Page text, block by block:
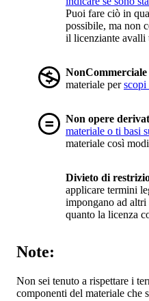
Puoi fare ciò in
possibile, ma non
il licenziante avalli
NonCommerciale
materiale perscopi
Non opere
materiale o ti basi
materiale così
Divieto di
applicare termini
impongano ad
quanto la licenza
Note:
Non sei tenuto a rispettare i
componenti del materiale che